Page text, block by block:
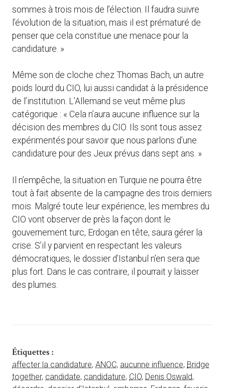
sommes à trois mois de l’élection. Il faudra suivre
l’évolution de la situation, mais il est prématuré de
penser que cela constitue une menace pour la
candidature. »
Même son de cloche chez Thomas Bach, un autre
poids lourd du CIO, lui aussi candidat à la présidence
de l’institution. L’Allemand se veut même plus
catégorique : « Cela n’aura aucune influence sur la
décision des membres du CIO. Ils sont tous assez
expérimentés pour savoir que nous parlons d’une
candidature pour des Jeux prévus dans sept ans. »
Il n’empêche, la situation en Turquie ne pourra être
tout à fait absente de la campagne des trois derniers
mois. Malgré toute leur expérience, les membres du
CIO vont observer de près la façon dont le
gouvernement turc, Erdogan en tête, saura gérer la
crise. S’il y parvient en respectant les valeurs
démocratiques, le dossier d’Istanbul n’en sera que
plus fort. Dans le cas contraire, il pourrait y laisser
des plumes.
Étiquettes :
affecter la candidature, ANOC, aucunne influence, Bridge
together, candidate, candidature, CIO, Denis Oswald,